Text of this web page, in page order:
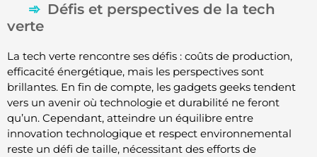
Défis et perspectives de la tech
verte
La tech verte rencontre ses défis : coûts de production,
efficacité énergétique, mais les perspectives sont
brillantes. En fin de compte, les gadgets geeks tendent
vers un avenir où technologie et durabilité ne feront
qu’un. Cependant, atteindre un équilibre entre
innovation technologique et respect environnemental
reste un défi de taille, nécessitant des efforts de